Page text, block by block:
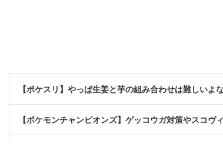
【ポケスリ】やっぱ生姜と芋の組み合わせは難しいよ
【ポケモンチャンピオンズ】ゲッコウガ対策やスコヴ